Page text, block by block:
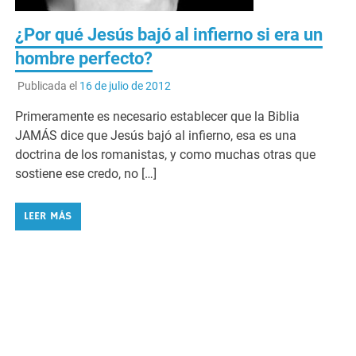
¿Por qué Jesús bajó al infierno si era un
hombre perfecto?
Publicada el 16 de julio de 2012
Primeramente es necesario establecer que la Biblia
JAMÁS dice que Jesús bajó al infierno, esa es una
doctrina de los romanistas, y como muchas otras que
sostiene ese credo, no […]
LEER MÁS